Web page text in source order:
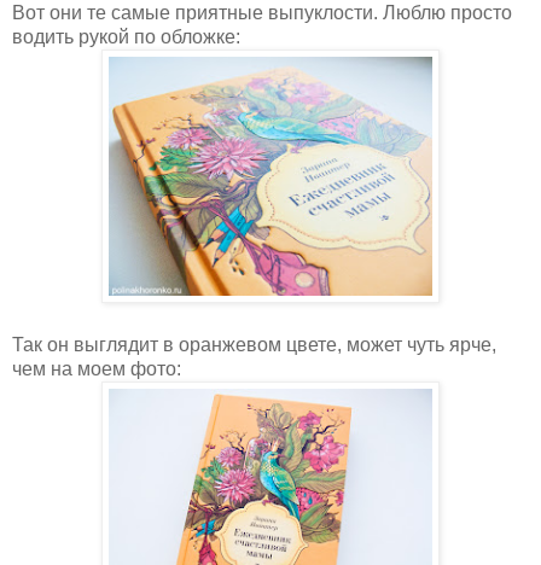
Вот они те самые приятные выпуклости. Люблю просто
водить рукой по обложке:
Так он выглядит в оранжевом цвете, может чуть ярче,
чем на моем фото: